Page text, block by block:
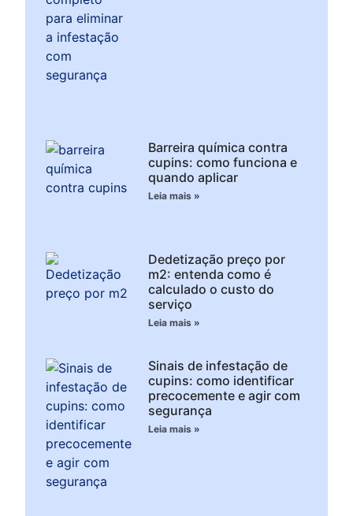
Barreira química contra
cupins: como funciona e
quando aplicar
Leia mais »
Dedetização preço por
m2: entenda como é
calculado o custo do
serviço
Leia mais »
Sinais de infestação de
cupins: como identificar
precocemente e agir com
segurança
Leia mais »